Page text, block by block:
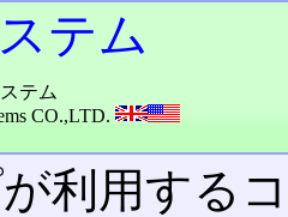
テム
テム
CO.,LTD.
利用する